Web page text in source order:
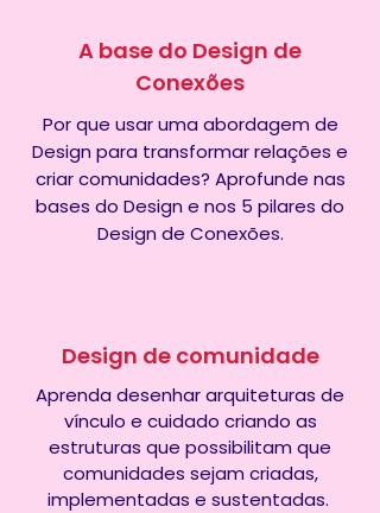
A base do Design de
Conexões
Por que usar uma abordagem de
Design para transformar relações e
criar comunidades? Aprofunde nas
bases do Design e nos 5 pilares do
Design de Conexões.
Design de comunidade
Aprenda desenhararquiteturas de
vínculo e cuidado criando as
estruturas que possibilitam que
comunidades sejam criadas,
implementadas e sustentadas.